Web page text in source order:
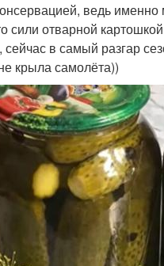
ведь
сили отварной
сейчас в самый разгар
крыла самолёта))